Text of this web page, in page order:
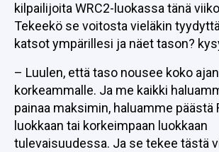
kilpailijoita WRC2-luokassa tänä
Tekeekö se voitosta vieläkin
katsot ympärillesi ja näet tason?
– Luulen, että taso nousee koko ajan
korkeammalle. Ja me kaikki
painaa maksimin, haluamme päästä
luokkaan tai korkeimpaan luokkaan
tulevaisuudessa. Ja se tekee tästä